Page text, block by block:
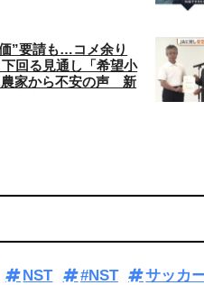
”要請も…コメ余り
回る見通し「希望小
家から不安の声 新
NST #NST
サッカ